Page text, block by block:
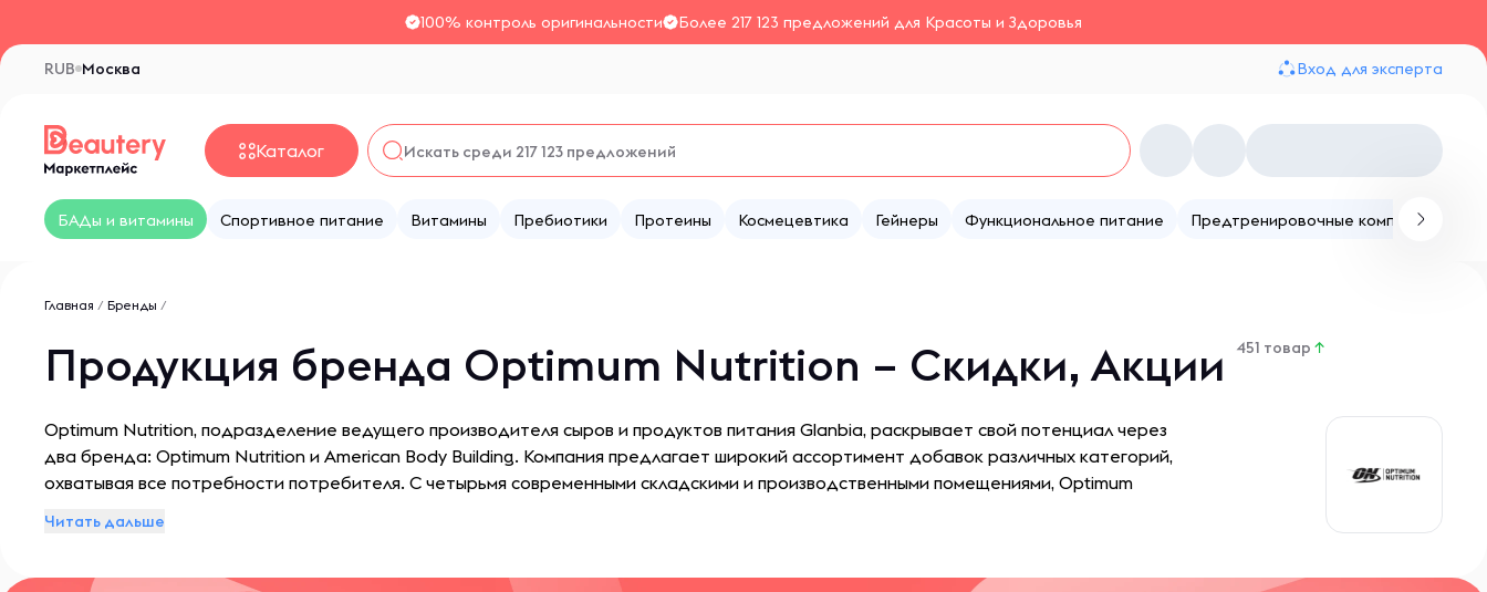
100% контроль оригинальности Более 217 123 предложений для Красоты и Здоровья
Москва
RUB Вход для эксперта
Каталог
БАДы и витамины Спортивное питание Витамины Пребиотики Протеины Космецевтика Гейнеры Функциональное питание Предтренировочные комплексы
Главная / Бренды /
Продукция бренда Optimum Nutrition – Скидки, Акции 451 товар ↑
Optimum Nutrition, подразделение ведущего производителя сыров и продуктов питания Glanbia, раскрывает свой потенциал через
два бренда: Optimum Nutrition и American Body Building. Компания предлагает широкий ассортимент добавок различных категорий,
охватывая все потребности потребителя. С четырьмя современными складскими и производственными помещениями, Optimum
Читать дальше